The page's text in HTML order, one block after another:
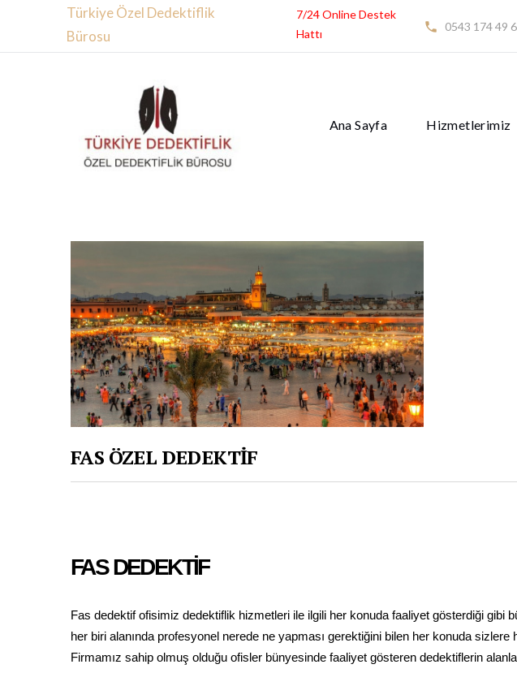
Türkiye Özel Dedektiflik
Bürosu
7/24 Online Destek
Hattı
0543 174 49
Ana Sayfa Hizmetlerimiz
FAS ÖZEL DEDEKTİF
FAS DEDEKTİF
Fas dedektif ofisimiz dedektiflik hizmetleri ile ilgili her konuda faaliyet gösterdiği gibi
her biri alanında profesyonel nerede ne yapması gerektiğini bilen her konuda
Firmamız sahip olmuş olduğu ofisler bünyesinde faaliyet gösteren dedektiflerin